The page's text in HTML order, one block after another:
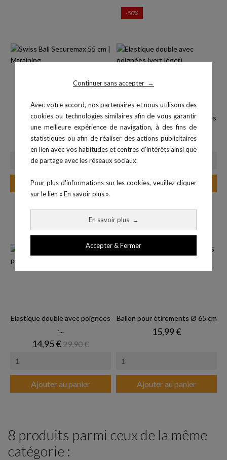
Continuer sans accepter →
Avec votre accord, nos partenaires et nous utilisons des
cookies ou technologies similaires afin de vous garantir
une meilleure expérience de navigation, à des fins de
statistiques ou afin de réaliser des actions publicitaires
en lien avec vos habitudes et centres d’intérêts ainsi que
de partage avec les réseaux sociaux.
Pour plus d'informations sur les cookies, veuillez cliquer
sur le lien « En savoir plus ».
En savoir plus →
Accepter & Fermer
Swiss Ball Securemax 55 cm
Prix
32,90 €
Ajouter au panier
Elastique double avec poignées
-...
Prix
16,45 €Prix de base
32,90 €
Ajouter au panier
-50%
Elastique double avec poignées
-...
Prix
14,95 €Prix de base
29,90 €
Ajouter au panier
Ballon pour étirements Ø 65 cm
Prix
15,99 €
Ajouter au panier
8 produits parmi ceux de la même
catégorie :